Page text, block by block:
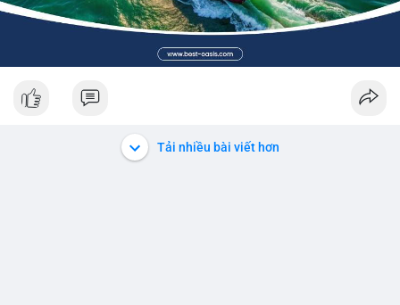
Tải nhiều bài viết hơn